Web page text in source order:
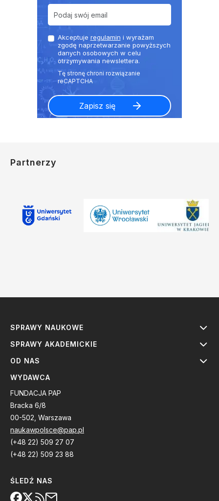
Akceptuje regulamin i wyrażam
zgodę naprzetwarzanie powyższych
danych osobowych w celu
otrzymywania newslettera.
Partnerzy
SPRAWY NAUKOWE
SPRAWY AKADEMICKIE
OD NAS
WYDAWCA
FUNDACJA PAP
Bracka 6/8
00-502, Warszawa
naukawpolsce@pap.pl
(+48 22) 509 27 07
(+48 22) 509 23 88
ŚLEDŹ NAS